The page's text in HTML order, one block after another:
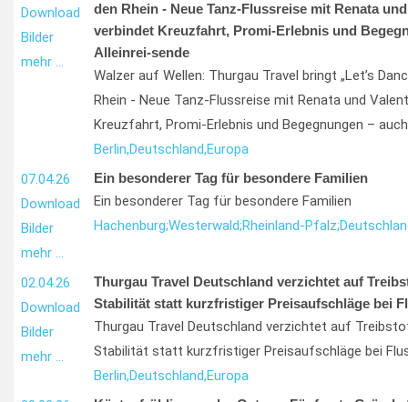
Download
Bilder
mehr …
den Rhein - Neue Tanz-Flussreise mit Renata
verbindet Kreuzfahrt, Promi-Erlebnis und
Alleinrei-sende
Walzer auf Wellen: Thurgau Travel bringt „Let’s
Rhein - Neue Tanz-Flussreise mit Renata und
Kreuzfahrt, Promi-Erlebnis und Begegnungen –
Berlin,Deutschland,Europa
07.04.26
Download
Bilder
mehr …
Ein besonderer Tag für besondere Familien
Ein besonderer Tag für besondere Familien
Hachenburg;Westerwald;Rheinland-Pfalz;
02.04.26
Download
Bilder
mehr …
Thurgau Travel Deutschland verzichtet auf
Stabilität statt kurzfristiger Preisaufschläge bei
Thurgau Travel Deutschland verzichtet auf
Stabilität statt kurzfristiger Preisaufschläge bei
Berlin,Deutschland,Europa